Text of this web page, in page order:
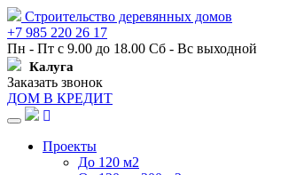
Строительство деревянных домов
+7 985 220 26 17
Пн - Пт с 9.00 до 18.00 Сб - Вс выходной
Калуга
Заказать звонок
ДОМ В КРЕДИТ
Навигация
Проекты
До 120 м2